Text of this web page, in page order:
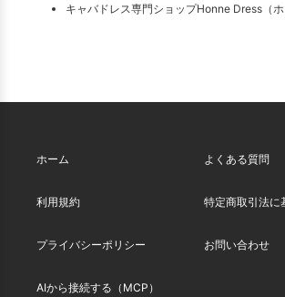
キャバドレス専門ショップHonne Dress（ホ
ホーム よくある質問
利用規約 特定商取引法に
プライバシーポリシー お問い合わせ
AIから接続する（MCP）